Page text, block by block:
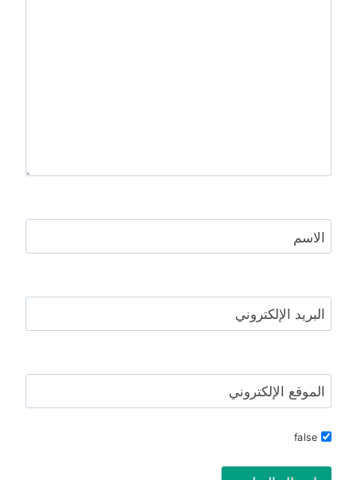
الاسم
البريد الإلكتروني
الموقع الإلكتروني
false